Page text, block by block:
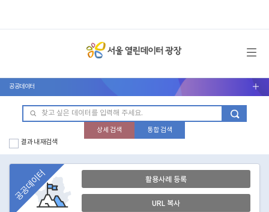
메뉴 열기
공공데이터 서브메뉴 열기
상세 검색
통합 검색
결과 내 재검색
공공데이터 활용사례 등록
URL 복사